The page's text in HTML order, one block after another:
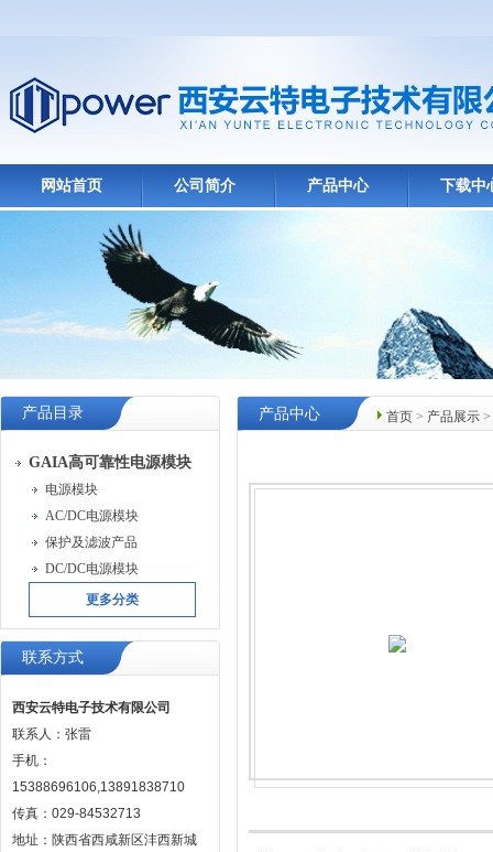
网站首页 公司简介 产品中心 下载中
产品目录
GAIA高可靠性电源模块
电源模块
AC/DC电源模块
保护及滤波产品
DC/DC电源模块
更多分类
联系方式
西安云特电子技术有限公司
联系人：张雷
手机：
15388696106,13891838710
传真：029-84532713
地址：陕西省西咸新区沣西新城
首页 > 产品展示 >
产品中心